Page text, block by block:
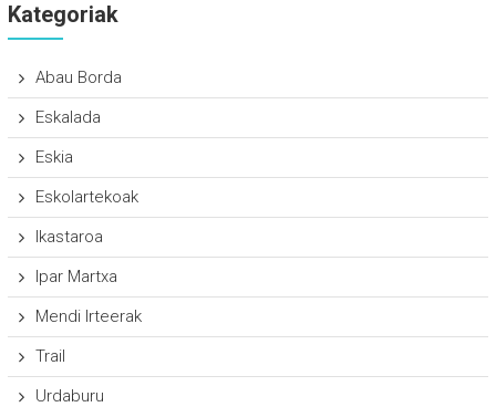
Kategoriak
Abau Borda
Eskalada
Eskia
Eskolartekoak
Ikastaroa
Ipar Martxa
Mendi Irteerak
Trail
Urdaburu